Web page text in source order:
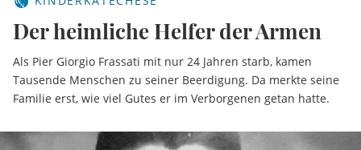
Der heimliche Helfer der Armen
Als Pier Giorgio Frassati mit nur 24 Jahren starb, kamen
Tausende Menschen zu seiner Beerdigung. Da merkte seine
Familie erst, wie viel Gutes er im Verborgenen getan hatte.